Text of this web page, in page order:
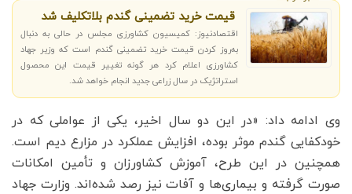
قیمت خرید تضمینی گندم بلاتکلیف شد
اقتصادنیوز: کمیسیون کشاورزی مجلس در حالی به دنبال
به‌روز کردن قیمت خرید تضمینی گندم است که وزیر جهاد
کشاورزی اعلام کرد هر گونه تغییر قیمت این محصول
استراتژیک در سال زراعی جدید انجام خواهد شد.
وی ادامه داد: «در این دو سال اخیر، یکی از عواملی که در
خودکفایی گندم موثر بوده، افزایش عملکرد در مزارع دیم است.
همچنین در این طرح، آموزش کشاورزان و تأمین امکانات
صورت گرفته و بیماری‌ها و آفات نیز رصد شده‌اند. وزارت جهاد